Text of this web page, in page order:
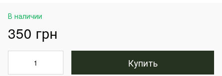
В наличии
350 грн
Купить